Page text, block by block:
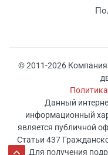
© 2011-2026
Данный
информационный
является публичной
Статьи 437
Для получения